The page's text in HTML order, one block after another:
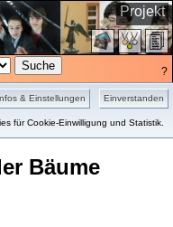
Einverstanden
& Einstellungen
für Cookie-Einwilligung und Statistik.
Projekt
?
Bäume